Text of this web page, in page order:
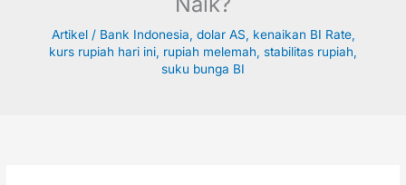
Artikel/ Bank Indonesia, dolar AS, kenaikan BI Rate,
kurs rupiah hari ini, rupiah melemah, stabilitas rupiah,
suku bunga BI